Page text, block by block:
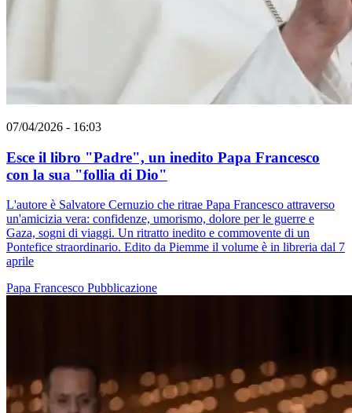
07/04/2026 - 16:03
Esce il libro "Padre", un inedito Papa Francesco
con la sua "follia di Dio"
L'autore è Salvatore Cernuzio che ritrae Papa Francesco attraverso
un'amicizia vera: confidenze, umorismo, dolore per le guerre e
Gaza, sogni di viaggi. Un ritratto inedito e commovente di un
Pontefice straordinario. Edito da Piemme il volume è in libreria dal 7
aprile
Papa Francesco Pubblicazione